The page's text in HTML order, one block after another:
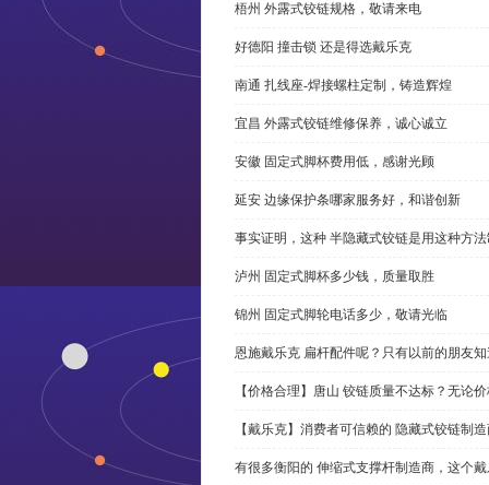
梧州 外露式铰链规格，敬请来电
好德阳 撞击锁 还是得选戴乐克
南通 扎线座-焊接螺柱定制，铸造辉煌
宜昌 外露式铰链维修保养，诚心诚立
安徽 固定式脚杯费用低，感谢光顾
延安 边缘保护条哪家服务好，和谐创新
事实证明，这种 半隐藏式铰链是用这种方
泸州 固定式脚杯多少钱，质量取胜
锦州 固定式脚轮电话多少，敬请光临
恩施戴乐克 扁杆配件呢？只有以前的朋友
【价格合理】唐山 铰链质量不达标？无论
【戴乐克】消费者可信赖的 隐藏式铰链制
有很多衡阳的 伸缩式支撑杆制造商，这个